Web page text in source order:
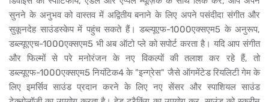
सुनने के अनुभव को वास्तव में अद्वितीय बनाने के लिए अपने पसंदीदा संगीत और
सुकूनदेह साउंडस्केप में पहुंच सकते हैं। डब्ल्यूएफ-1000एक्सएम5 के अनुरूप,
डब्ल्यूएएच-1000एक्सएम5 भी अब ऑटो प्ले को सपोर्ट करता है। यदि आप संगीत
और फिल्मों से परे मनोरंजन के नए विकल्पों की तलाश कर रहे हैं, तो
डब्ल्यूएफ-1000एक्सएम5 नियंटिक4 के "इन्ग्रेस" जैसे ऑगमेंटेड रियलिटी गेम के
लिए इमर्सिव साउंड प्रदान करने के लिए नए सेंसर और स्पाशियल साउंड